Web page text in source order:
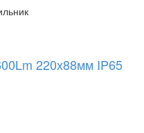
220х88мм IP65